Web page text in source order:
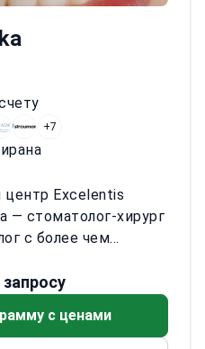
+7
центр Excelentis
— стоматолог-хирург
с более чем
работы в частной
Специализируется на
и
с ценами